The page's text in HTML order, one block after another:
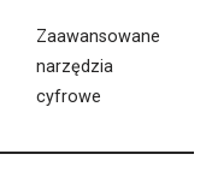
Zaawansowane
narzędzia
cyfrowe